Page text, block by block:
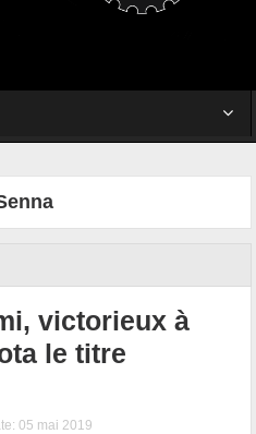
victorieux à
le titre
05 mai 2019